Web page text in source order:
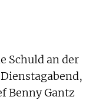
Schuld an der
Benny Gantz